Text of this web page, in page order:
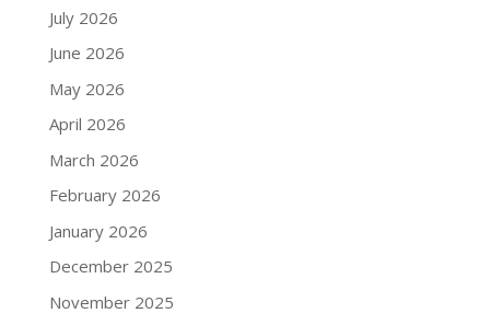
July 2026
June 2026
May 2026
April 2026
March 2026
February 2026
January 2026
December 2025
November 2025